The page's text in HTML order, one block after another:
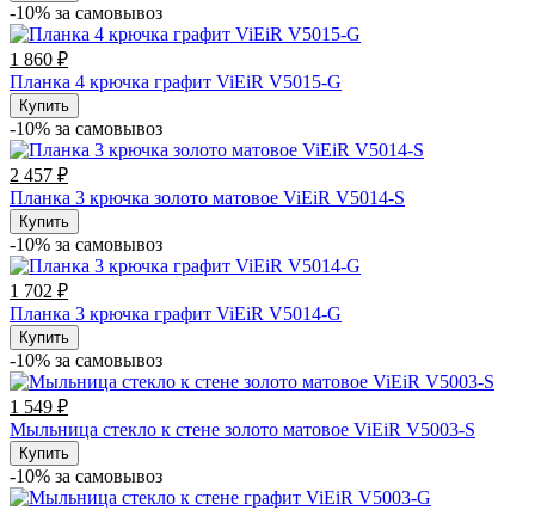
-10% за cамовывоз
1 860 ₽
Планка 4 крючка графит ViEiR V5015-G
Купить
-10% за cамовывоз
2 457 ₽
Планка 3 крючка золото матовое ViEiR V5014-S
Купить
-10% за cамовывоз
1 702 ₽
Планка 3 крючка графит ViEiR V5014-G
Купить
-10% за cамовывоз
1 549 ₽
Мыльница стекло к стене золото матовое ViEiR V5003-S
Купить
-10% за cамовывоз